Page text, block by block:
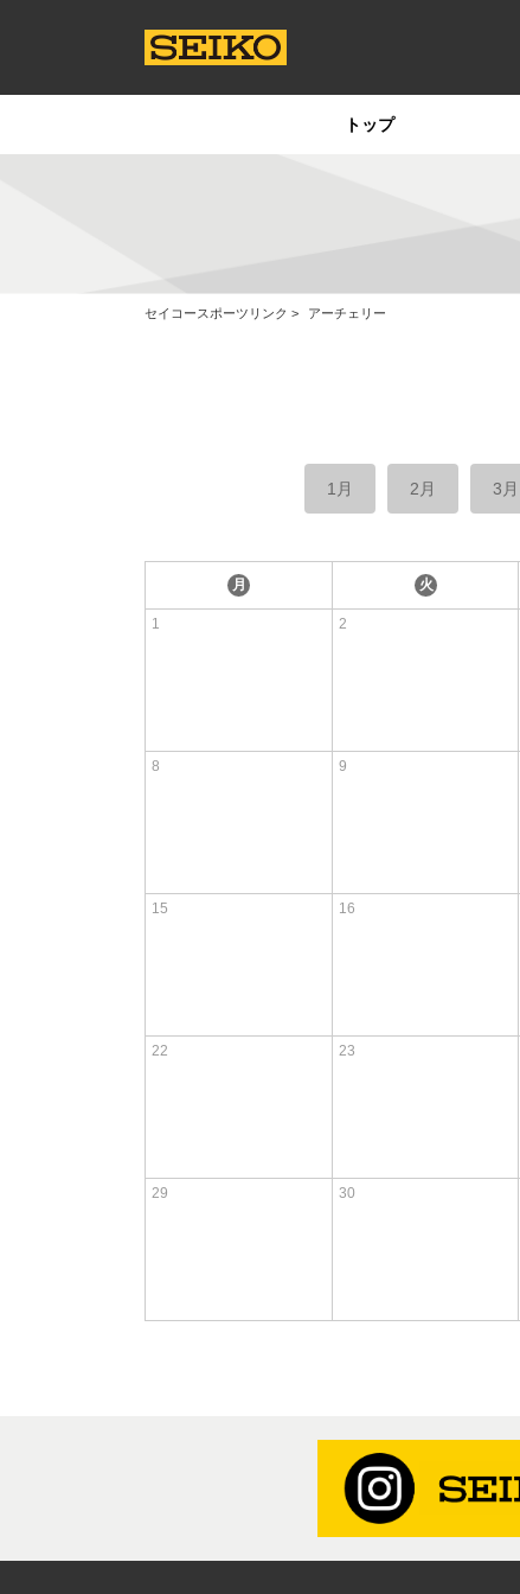
トップ
セイコースポーツリンク アーチェリー
1月 2月 3月
月 火
1 2
8 9
15 16
22 23
29 30